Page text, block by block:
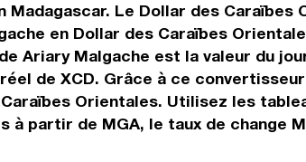
Le Dollar des
en Dollar des Caraïbes
Ariary Malgache est la valeur du
de XCD. Grâce à ce
Orientales. Utilisez les
à partir de MGA, le taux de change